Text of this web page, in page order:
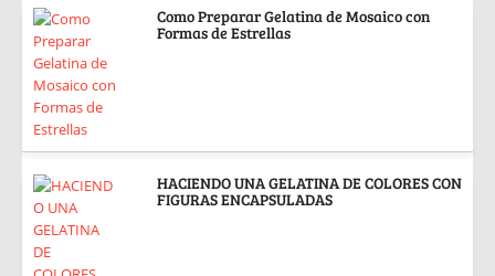
Como Preparar Gelatina de Mosaico con
Formas de Estrellas
HACIENDO UNA GELATINA DE COLORES CON
FIGURAS ENCAPSULADAS